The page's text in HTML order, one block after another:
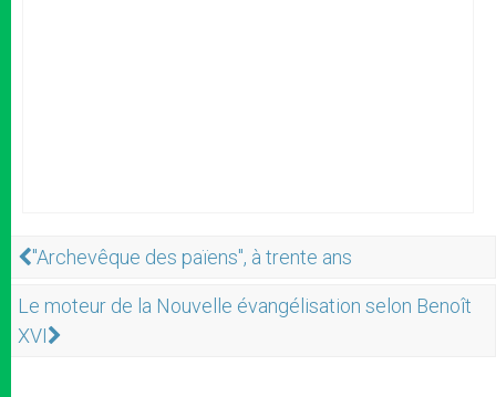
"Archevêque des païens", à trente ans
Le moteur de la Nouvelle évangélisation selon Benoît
XVI